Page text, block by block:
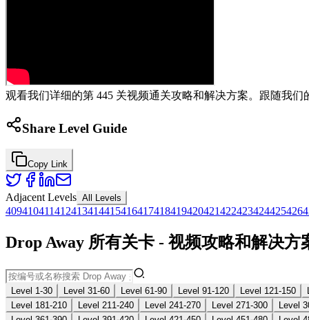
观看我们详细的第 445 关视频通关攻略和解决方案。跟随我们
Share Level Guide
Copy Link
Adjacent Levels All Levels
409410411412413414415416417418419420421422423424425426
Drop Away 所有关卡 - 视频攻略和解决方
Level 1-30 Level 31-60 Level 61-90 Level 91-120 Level 121-150
Level 181-210
Level 211-240 Level 241-270 Level 271-300
Level